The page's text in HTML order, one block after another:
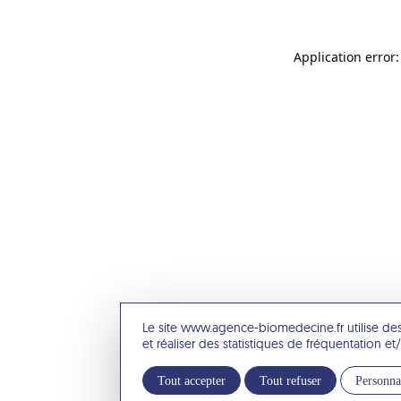
Le site www.agence-biomedecine.fr utilise
et réaliser des statistiques de fréquentation
Tout accepter Tout refuser
Application